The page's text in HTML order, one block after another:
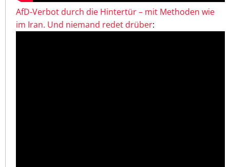
AfD-Verbot durch die Hintertür – mit Methoden wie
im Iran. Und niemand redet drüber: